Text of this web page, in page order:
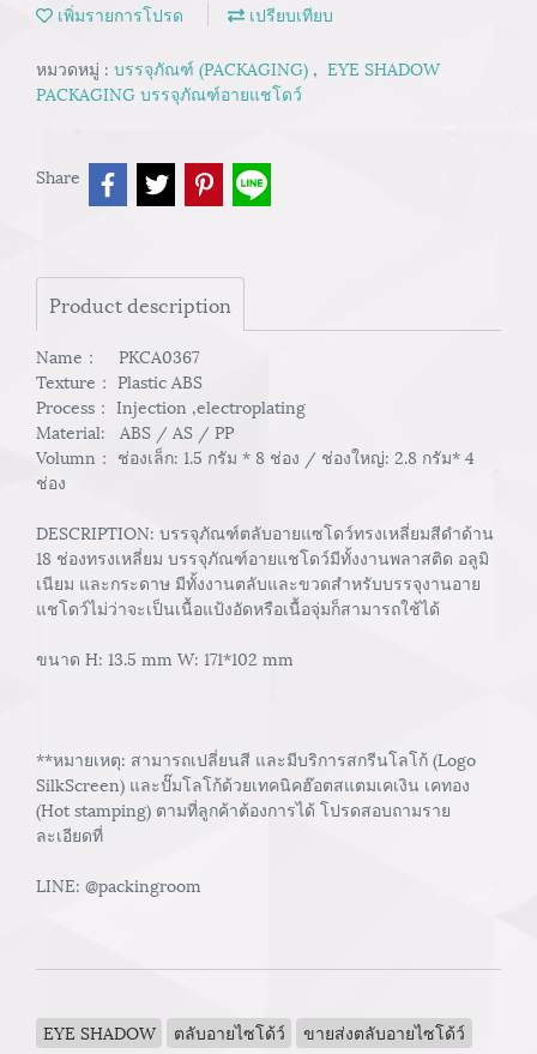
เพิ่มรายการโปรด เปรียบเทียบ
หมวดหมู่ : บรรจุภัณฑ์ (PACKAGING) , EYE SHADOW
PACKAGING บรรจุภัณฑ์อายแชโดว์
Share
Product description
Name： PKCA0367
Texture： Plastic ABS
Process： Injection ,electroplating
Material: ABS / AS / PP
Volumn： ช่องเล็ก: 1.5 กรัม * 8 ช่อง / ช่องใหญ่: 2.8 กรัม* 4
ช่อง
DESCRIPTION: บรรจุภัณฑ์ตลับอายแซโดว์ทรงเหลี่ยมสีดำด้าน
18 ช่องทรงเหลี่ยม บรรจุภัณฑ์อายแชโดว์มีทั้งงานพลาสติด อลูมิ
เนียม และกระดาษ มีทั้งงานตลับและขวดสำหรับบรรจุงานอาย
แชโดว์ไม่ว่าจะเป็นเนื้อแป้งอัดหรือเนื้อจุ่มก็สามารถใช้ได้
ขนาด H: 13.5 mm W: 171*102 mm
**หมายเหตุ: สามารถเปลี่ยนสี และมีบริการสกรีนโลโก้ (Logo
SilkScreen) และปั๊มโลโก้ด้วยเทคนิคฮ๊อตสแตมเคเงิน เคทอง
(Hot stamping) ตามที่ลูกค้าต้องการได้ โปรดสอบถามราย
ละเอียดที่
LINE: @packingroom
EYE SHADOW ตลับอายไซโด้ว์
ขายส่งตลับอายไซโด้ว์